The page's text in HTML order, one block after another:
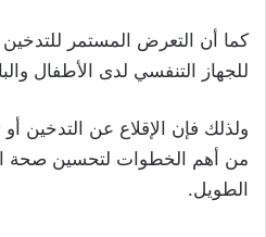
كما أن التعرض المستمر
للجهاز التنفسي لدى الأطفال
ولذلك فإن الإقلاع عن التدخين
من أهم الخطوات لتحسين صحة
الطويل.